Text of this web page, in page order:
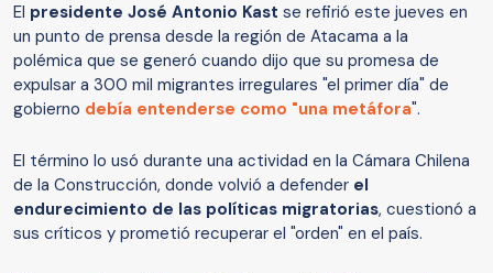
El presidente José Antonio Kast se refirió este jueves en
un punto de prensa desde la región de Atacama a la
polémica que se generó cuando dijo que su promesa de
expulsar a 300 mil migrantes irregulares "el primer día" de
gobierno debía entenderse como "una metáfora".
El término lo usó durante una actividad en la Cámara Chilena
de la Construcción, donde volvió a defender el
endurecimiento de las políticas migratorias, cuestionó a
sus críticos y prometió recuperar el "orden" en el país.